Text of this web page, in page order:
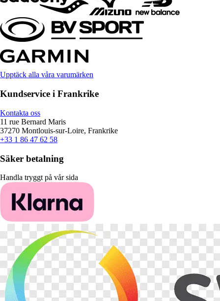
Upptäck alla våra varumärken
Kundservice i Frankrike
Kontakta oss
11 rue Bernard Maris
37270 Montlouis-sur-Loire, Frankrike
+33 1 86 47 62 58
Säker betalning
Handla tryggt på vår sida